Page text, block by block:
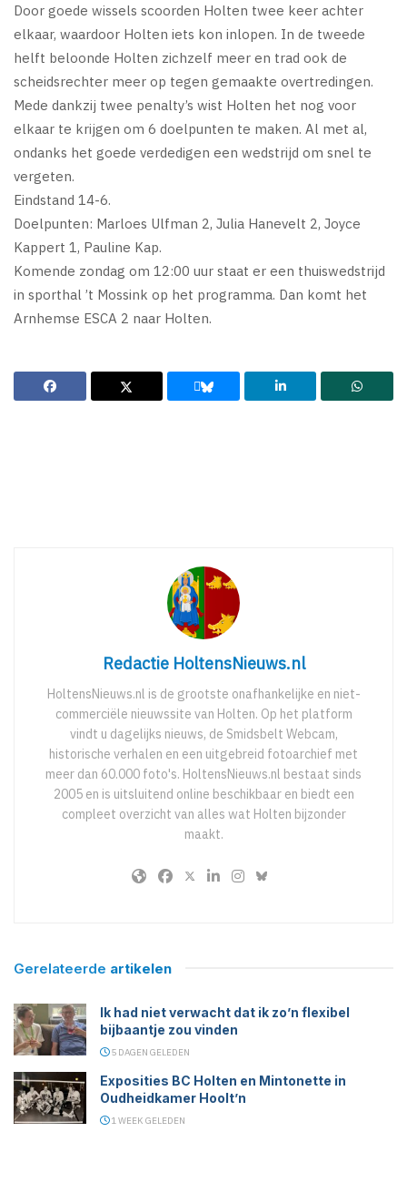
Door goede wissels scoorden Holten twee keer achter
elkaar, waardoor Holten iets kon inlopen. In de tweede
helft beloonde Holten zichzelf meer en trad ook de
scheidsrechter meer op tegen gemaakte overtredingen.
Mede dankzij twee penalty’s wist Holten het nog voor
elkaar te krijgen om 6 doelpunten te maken. Al met al,
ondanks het goede verdedigen een wedstrijd om snel te
vergeten.
Eindstand 14-6.
Doelpunten: Marloes Ulfman 2, Julia Hanevelt 2, Joyce
Kappert 1, Pauline Kap.
Komende zondag om 12:00 uur staat er een thuiswedstrijd
in sporthal ’t Mossink op het programma. Dan komt het
Arnhemse ESCA 2 naar Holten.
Redactie HoltensNieuws.nl
HoltensNieuws.nl is de grootste onafhankelijke en niet-
commerciële nieuwssite van Holten. Op het platform
vindt u dagelijks nieuws, de Smidsbelt Webcam,
historische verhalen en een uitgebreid fotoarchief met
meer dan 60.000 foto's. HoltensNieuws.nl bestaat sinds
2005 en is uitsluitend online beschikbaar en biedt een
compleet overzicht van alles wat Holten bijzonder
maakt.
Gerelateerde artikelen
Ik had niet verwacht dat ik zo’n flexibel
bijbaantje zou vinden
5 DAGEN GELEDEN
Exposities BC Holten en Mintonette in
Oudheidkamer Hoolt’n
1 WEEK GELEDEN